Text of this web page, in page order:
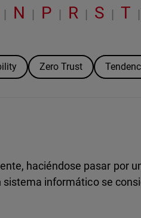
| N | P | R | S | T |
Zero Trust
haciéndose pasar por
informático se